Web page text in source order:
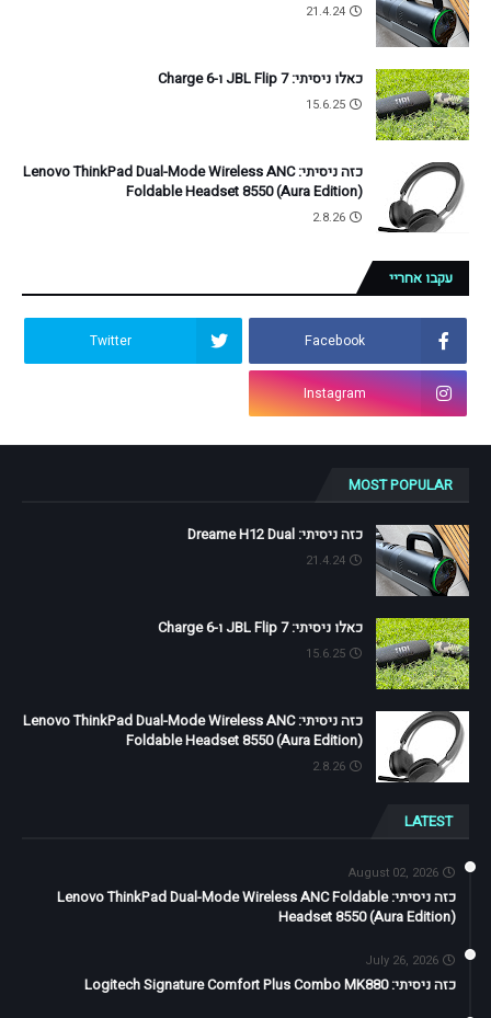
21.4.24
כאלו ניסיתי: JBL Flip 7 ו-Charge 6
15.6.25
כזה ניסיתי: Lenovo ThinkPad Dual-Mode Wireless ANC
Foldable Headset 8550 (Aura Edition)
2.8.26
עקבו אחריי
Facebook
Twitter
Instagram
MOST POPULAR
כזה ניסיתי: Dreame H12 Dual
21.4.24
כאלו ניסיתי: JBL Flip 7 ו-Charge 6
15.6.25
כזה ניסיתי: Lenovo ThinkPad Dual-Mode Wireless ANC
Foldable Headset 8550 (Aura Edition)
2.8.26
LATEST
August 02, 2026
כזה ניסיתי: Lenovo ThinkPad Dual-Mode Wireless ANC Foldable
Headset 8550 (Aura Edition)
July 26, 2026
כזה ניסיתי: Logitech Signature Comfort Plus Combo MK880